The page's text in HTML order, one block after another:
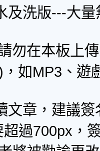
及洗版---大
勿在本板上
如MP3、遊
文章，建議
過700px，